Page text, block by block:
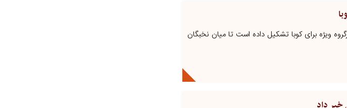
ویژه برای کوبا تشکیل داده است تا میان نخبگان